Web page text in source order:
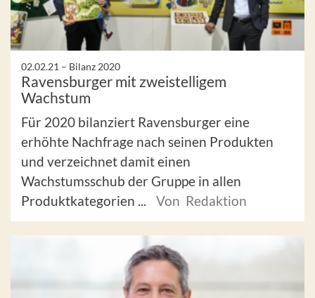
02.02.21 – Bilanz 2020
Ravensburger mit zweistelligem
Wachstum
Für 2020 bilanziert Ravensburger eine
erhöhte Nachfrage nach seinen Produkten
und verzeichnet damit einen
Wachstumsschub der Gruppe in allen
Produktkategorien ...
Von Redaktion